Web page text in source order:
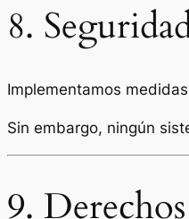
8.
Implementamos
Sin embargo, ningún
9.